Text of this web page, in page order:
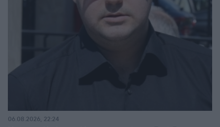
06.08.2026, 22:24